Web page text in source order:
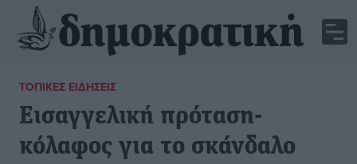
ΤΟΠΙΚΈΣ ΕΙΔΉΣΕΙΣ
Εισαγγελική πρόταση-
κόλαφος για το σκάνδαλο